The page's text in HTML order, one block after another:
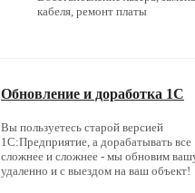
кабеля, ремонт платы
Обновление и доработка 1С
Вы пользуетесь старой версией
1С:Предприятие, а дорабатывать все
сложнее и сложнее - мы обновим
удаленно и с выездом на ваш объект!